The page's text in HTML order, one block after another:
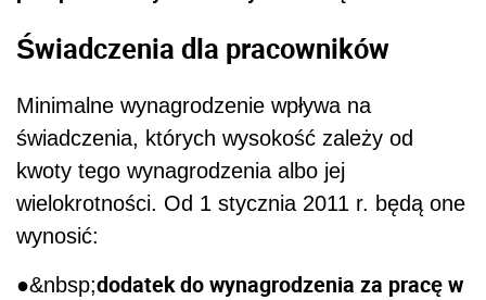
Świadczenia dla pracowników
Minimalne wynagrodzenie wpływa na
świadczenia, których wysokość zależy od
kwoty tego wynagrodzenia albo jej
wielokrotności. Od 1 stycznia 2011 r. będą one
wynosić:
●&nbsp;dodatek do wynagrodzenia za pracę w